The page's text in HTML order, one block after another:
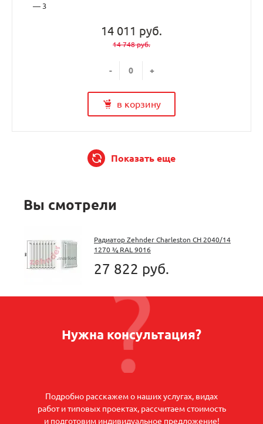
— 3
14 011 руб.
14 748 руб.
- +
в корзину
Показать еще
Вы смотрели
Радиатор Zehnder Charleston CH 2040/14
1270 ¾ RAL 9016
27 822 руб.
Нужна консультация?
Подробно расскажем о наших услугах, видах
работ и типовых проектах, рассчитаем стоимость
и подготовим индивидуальное предложение!